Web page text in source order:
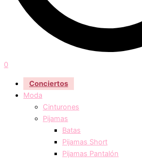
0
Conciertos
Moda
Cinturones
Pijamas
Batas
Pijamas Short
Pijamas Pantalón